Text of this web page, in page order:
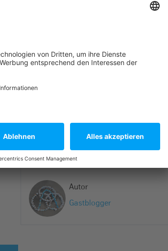
ihr seht, kommen wir hier bei
thyssenkrupp auch so langsam in
Geschenke für euch abgeworfen. 😉
weiterlesen
Autor
Gastblogger